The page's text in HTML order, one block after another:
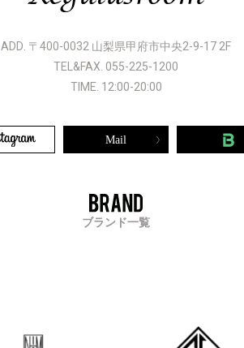
ADD. 〒400-0032 山梨県甲府市中央2-9-17 2F
TEL&FAX. 055-225-1200
TIME. 12:00-20:00
Mail
ブランド一覧